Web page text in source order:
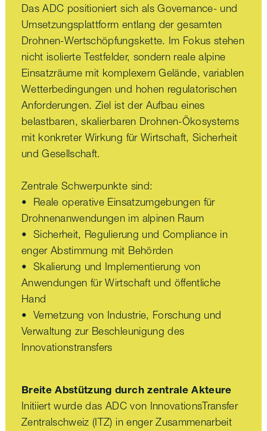
Das ADC positioniert sich als Governance- und
Umsetzungsplattform entlang der gesamten
Drohnen-Wertschöpfungskette. Im Fokus stehen
nicht isolierte Testfelder, sondern reale alpine
Einsatzräume mit komplexem Gelände, variablen
Wetterbedingungen und hohen regulatorischen
Anforderungen. Ziel ist der Aufbau eines
belastbaren, skalierbaren Drohnen-Ökosystems
mit konkreter Wirkung für Wirtschaft, Sicherheit
und Gesellschaft.
Zentrale Schwerpunkte sind:
• Reale operative Einsatzumgebungen für
Drohnenanwendungen im alpinen Raum
• Sicherheit, Regulierung und Compliance in
enger Abstimmung mit Behörden
• Skalierung und Implementierung von
Anwendungen für Wirtschaft und öffentliche
Hand
• Vernetzung von Industrie, Forschung und
Verwaltung zur Beschleunigung des
Innovationstransfers
Breite Abstützung durch zentrale Akteure
Initiiert wurde das ADC von InnovationsTransfer
Zentralschweiz (ITZ) in enger Zusammenarbeit